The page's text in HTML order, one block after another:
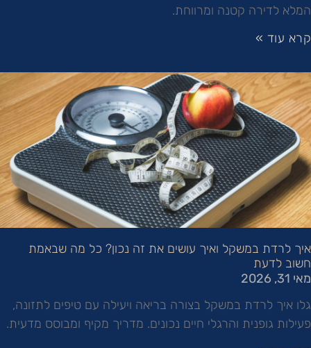
המלא לדירה קטנה ומרווחת.
קרא עוד »
איך לרדת במשקל ואיך עושים את זה נכון? כל מה שבאמת
חשוב לדעת
מאי 31, 2026
גלו איך לרדת במשקל בצורה בריאה ויעילה עם טיפים לתזונה,
פעילות גופנית והרגלי חיים נכונים. מדריך מקיף ומבוסס מדעית.